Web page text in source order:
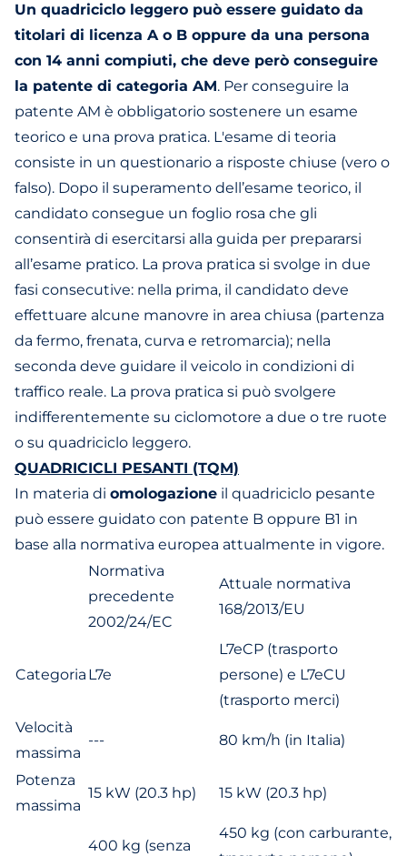
Un quadriciclo leggero può essere guidato da
titolari di licenza A o B oppure da una persona
con 14 anni compiuti, che deve però conseguire
la patente di categoria AM. Per conseguire la
patente AM è obbligatorio sostenere un esame
teorico e una prova pratica. L'esame di teoria
consiste in un questionario a risposte chiuse (vero o
falso). Dopo il superamento dell’esame teorico, il
candidato consegue un foglio rosa che gli
consentirà di esercitarsi alla guida per prepararsi
all’esame pratico. La prova pratica si svolge in due
fasi consecutive: nella prima, il candidato deve
effettuare alcune manovre in area chiusa (partenza
da fermo, frenata, curva e retromarcia); nella
seconda deve guidare il veicolo in condizioni di
traffico reale. La prova pratica si può svolgere
indifferentemente su ciclomotore a due o tre ruote
o su quadriciclo leggero.
QUADRICICLI PESANTI (TQM)
In materia di omologazione il quadriciclo pesante
può essere guidato con patente B oppure B1 in
base alla normativa europea attualmente in vigore.
Normativa
precedente
2002/24/EC
Attuale normativa
168/2013/EU
Categoria L7e
L7eCP (trasporto
persone) e L7eCU
(trasporto merci)
Velocità
massima
--- 80 km/h (in Italia)
Potenza
massima
15 kW (20.3 hp) 15 kW (20.3 hp)
400 kg (senza
450 kg (con carburante,